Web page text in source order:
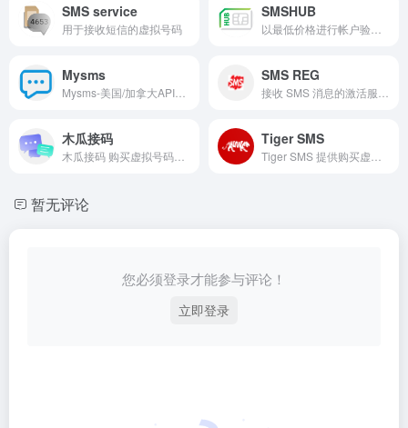
SMS service
用于接收短信的虚拟号码
SMSHUB
Mysms SMS REG
木瓜接码 Tiger SMS
暂无评论
您必须登录才能参与评论！
立即登录